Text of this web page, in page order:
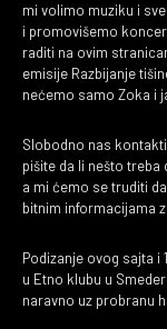
mi volimo muziku i
i promovišemo
raditi na ovim
emisije Razbijanje
nećemo samo Zoka i
Slobodno nas
pišite da li nešto
a mi ćemo se truditi
bitnim informacijama
Podizanje ovog sajta
u Etno klubu u
naravno uz probranu